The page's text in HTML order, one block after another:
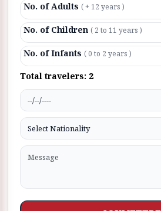
No. of Adults ( + 12 years )
No. of Children ( 2 to 11 years )
No. of Infants ( 0 to 2 years )
Total travelers: 2